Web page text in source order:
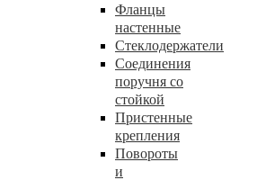
Фланцы
настенные
Стеклодержатели
Соединения
поручня со
стойкой
Пристенные
крепления
Повороты
и